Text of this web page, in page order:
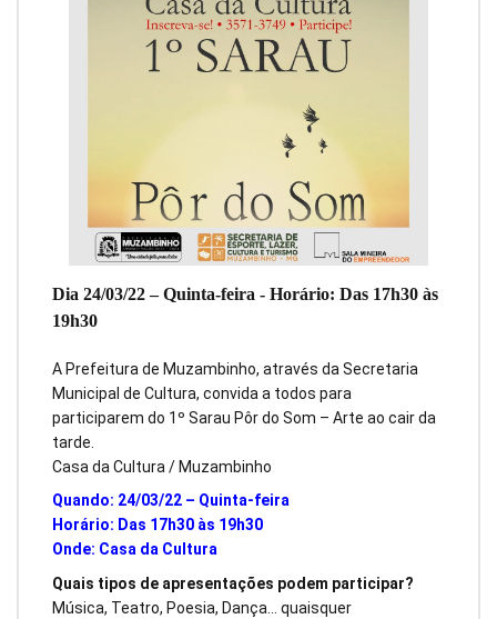
Dia 24/03/22 – Quinta-feira - Horário: Das 17h30 às
19h30
A Prefeitura de Muzambinho, através da Secretaria
Municipal de Cultura, convida a todos para
participarem do 1º Sarau Pôr do Som – Arte ao cair da
tarde.
Casa da Cultura / Muzambinho
Quando: 24/03/22 – Quinta-feira
Horário: Das 17h30 às 19h30
Onde: Casa da Cultura
Quais tipos de apresentações podem participar?
Música, Teatro, Poesia, Dança… quaisquer